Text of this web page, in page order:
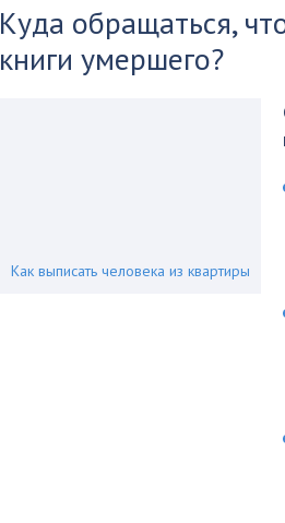
Куда обращаться,
книги умершего?
Как выписать человека из квартиры